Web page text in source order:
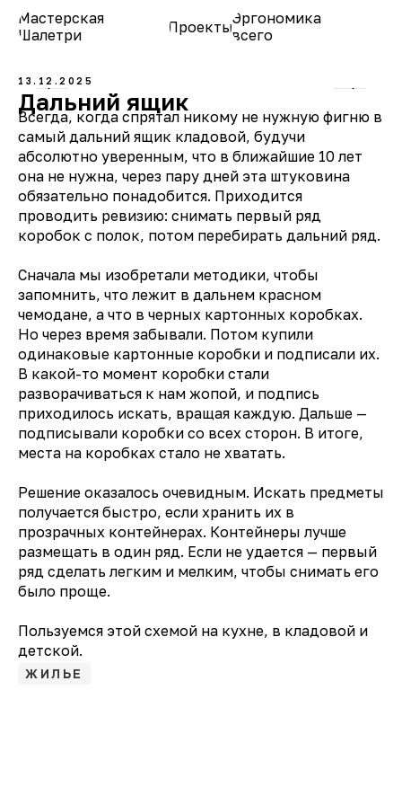
Мастерская
Шалетри
ПроектыЭргономика
всего
13.12.2025
Дальний ящик
Всегда, когда спрятал никому не нужную фигню в
самый дальний ящик кладовой, будучи
абсолютно уверенным, что в ближайшие 10 лет
она не нужна, через пару дней эта штуковина
обязательно понадобится. Приходится
проводить ревизию: снимать первый ряд
коробок с полок, потом перебирать дальний ряд.
Сначала мы изобретали методики, чтобы
запомнить, что лежит в дальнем красном
чемодане, а что в черных картонных коробках.
Но через время забывали. Потом купили
одинаковые картонные коробки и подписали их.
В какой-то момент коробки стали
разворачиваться к нам жопой, и подпись
приходилось искать, вращая каждую. Дальше —
подписывали коробки со всех сторон. В итоге,
места на коробках стало не хватать.
Решение оказалось очевидным. Искать предметы
получается быстро, если хранить их в
прозрачных контейнерах. Контейнеры лучше
размещать в один ряд. Если не удается — первый
ряд сделать легким и мелким, чтобы снимать его
было проще.
Пользуемся этой схемой на кухне, в кладовой и
детской.
ЖИЛЬЕ